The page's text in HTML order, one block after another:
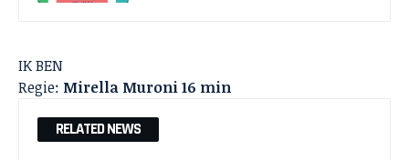
IK BEN
Regie: Mirella Muroni 16 min
RELATED NEWS